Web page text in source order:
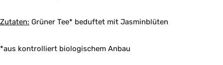
Zutaten: Grüner Tee* beduftet mit Jasminblüten
*aus kontrolliert biologischem Anbau